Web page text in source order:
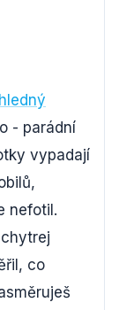
- parádní
vypadají
nefotil.
co